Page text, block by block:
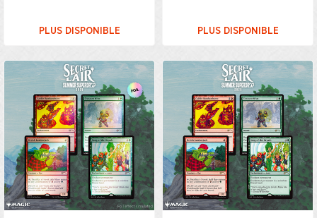
PLUS DISPONIBLE PLUS DISPONIBLE